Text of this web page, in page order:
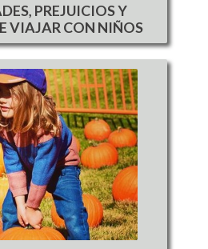
PREJUICIOS Y
VIAJAR CON NIÑOS